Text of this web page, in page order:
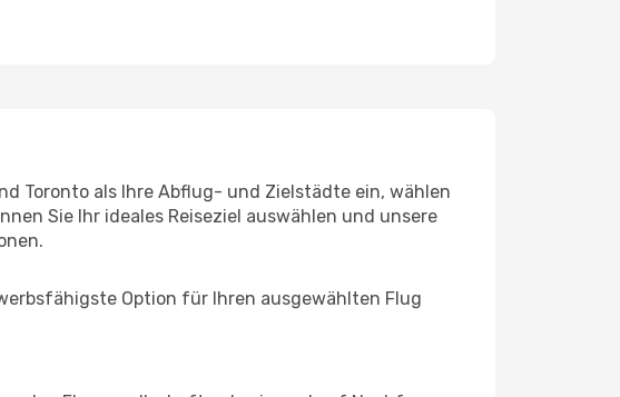
Toronto als Ihre Abflug- und Zielstädte ein, wählen
Sie Ihr ideales Reiseziel auswählen und unsere
Option für Ihren ausgewählten Flug